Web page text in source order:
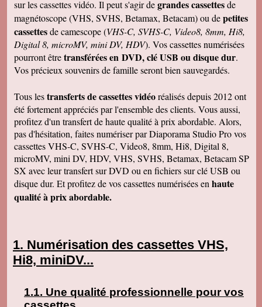
sur les cassettes vidéo. Il peut s'agir degrandes cassettesde
magnétoscope (VHS, SVHS, Betamax, Betacam) ou depetites
cassettesde camescope (VHS-C, SVHS-C, Video8, 8mm, Hi8,
Digital 8, microMV, mini DV, HDV). Vos cassettes numérisées
pourront êtretransférées en DVD, clé USB ou disque dur.
Vos précieux souvenirs de famille seront bien sauvegardés.
Tous lestransferts de cassettes vidéoréalisés depuis 2012 ont
été fortement appréciés par l'ensemble des clients. Vous aussi,
profitez d'un transfert de haute qualité à prix abordable. Alors,
pas d'hésitation, faites numériser par Diaporama Studio Pro vos
cassettes VHS-C, SVHS-C, Video8, 8mm, Hi8, Digital 8,
microMV, mini DV, HDV, VHS, SVHS, Betamax, Betacam SP
SX avec leur transfert sur DVD ou en fichiers sur clé USB ou
disque dur. Et profitez de vos cassettes numérisées en haute
qualité à prix abordable.
Numérisation des cassettes VHS,
Hi8, miniDV...
Une qualité professionnelle pour vos